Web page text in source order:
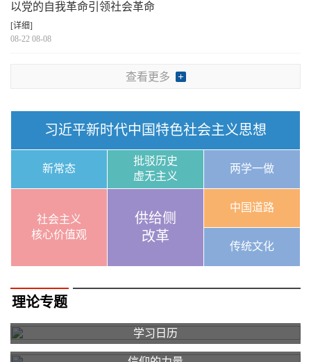
以党的自我革命引领社会革命
[详细]
08-22 08-08
查看更多
习近平新时代中国特色社会主义思想
新常态
批驳历史
虚无主义
两学一做
社会主义
核心价值观
供给侧
改革
中国道路
传统文化
理论专题
学习日历